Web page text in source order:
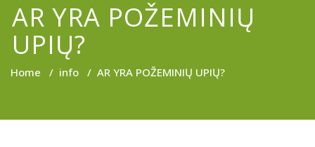
AR YRA POŽEMINIŲ
UPIŲ?
Home / info / AR YRA POŽEMINIŲ UPIŲ?